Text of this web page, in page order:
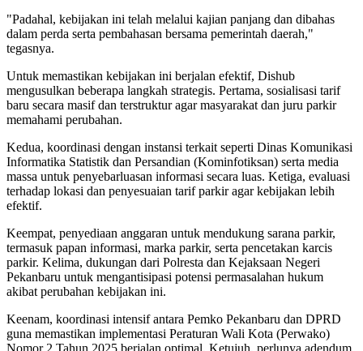
"Padahal, kebijakan ini telah melalui kajian panjang dan dibahas
dalam perda serta pembahasan bersama pemerintah daerah,"
tegasnya.
Untuk memastikan kebijakan ini berjalan efektif, Dishub
mengusulkan beberapa langkah strategis. Pertama, sosialisasi tarif
baru secara masif dan terstruktur agar masyarakat dan juru parkir
memahami perubahan.
Kedua, koordinasi dengan instansi terkait seperti Dinas Komunikasi
Informatika Statistik dan Persandian (Kominfotiksan) serta media
massa untuk penyebarluasan informasi secara luas. Ketiga, evaluasi
terhadap lokasi dan penyesuaian tarif parkir agar kebijakan lebih
efektif.
Keempat, penyediaan anggaran untuk mendukung sarana parkir,
termasuk papan informasi, marka parkir, serta pencetakan karcis
parkir. Kelima, dukungan dari Polresta dan Kejaksaan Negeri
Pekanbaru untuk mengantisipasi potensi permasalahan hukum
akibat perubahan kebijakan ini.
Keenam, koordinasi intensif antara Pemko Pekanbaru dan DPRD
guna memastikan implementasi Peraturan Wali Kota (Perwako)